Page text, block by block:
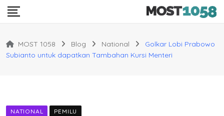
Skip
MOST 1058 Blog National
Golkar Lobi Prabowo
Subianto untuk dapatkan Tambahan Kursi Menteri
NATIONAL PEMILU